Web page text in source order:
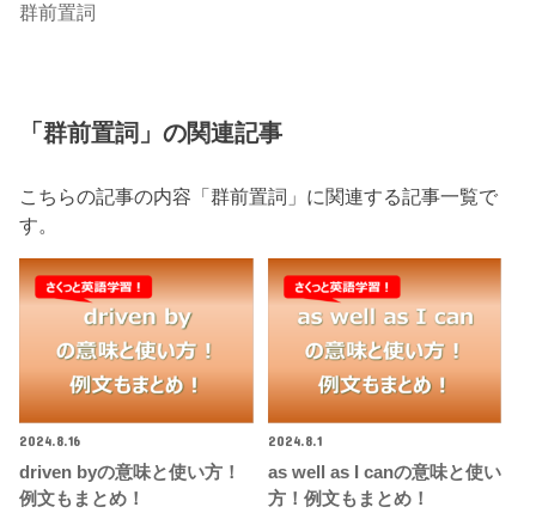
群前置詞
「群前置詞」の関連記事
こちらの記事の内容「群前置詞」に関連する記事一覧で
す。
2024.8.16
driven byの意味と使い方！
例文もまとめ！
2024.8.1
as well as I canの意味と使い
方！例文もまとめ！